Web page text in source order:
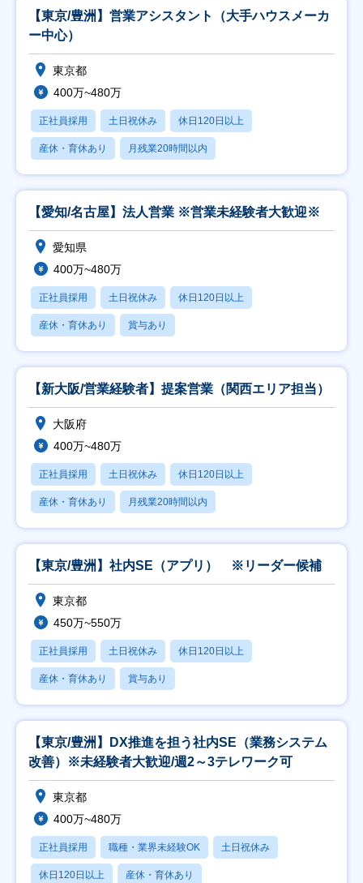
【東京/豊洲】営業アシスタント（大手ハウスメーカ
ー中心）
東京都
400万~480万
正社員採用 土日祝休み 休日120日以上
産休・育休あり 月残業20時間以内
【愛知/名古屋】法人営業 ※営業未経験者大歓迎※
愛知県
400万~480万
正社員採用 土日祝休み 休日120日以上
産休・育休あり 賞与あり
【新大阪/営業経験者】提案営業（関西エリア担当）
大阪府
400万~480万
正社員採用 土日祝休み 休日120日以上
産休・育休あり 月残業20時間以内
【東京/豊洲】社内SE（アプリ） ※リーダー候補
東京都
450万~550万
正社員採用 土日祝休み 休日120日以上
産休・育休あり 賞与あり
【東京/豊洲】DX推進を担う社内SE（業務システム
改善）※未経験者大歓迎/週2～3テレワーク可
東京都
400万~480万
正社員採用 職種・業界未経験OK 土日祝休み
休日120日以上 産休・育休あり